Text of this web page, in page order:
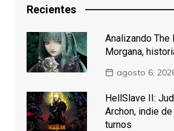
Recientes
Analizando The
Morgana,
agosto 6,
HellSlave II:
Archon, indie
turnos